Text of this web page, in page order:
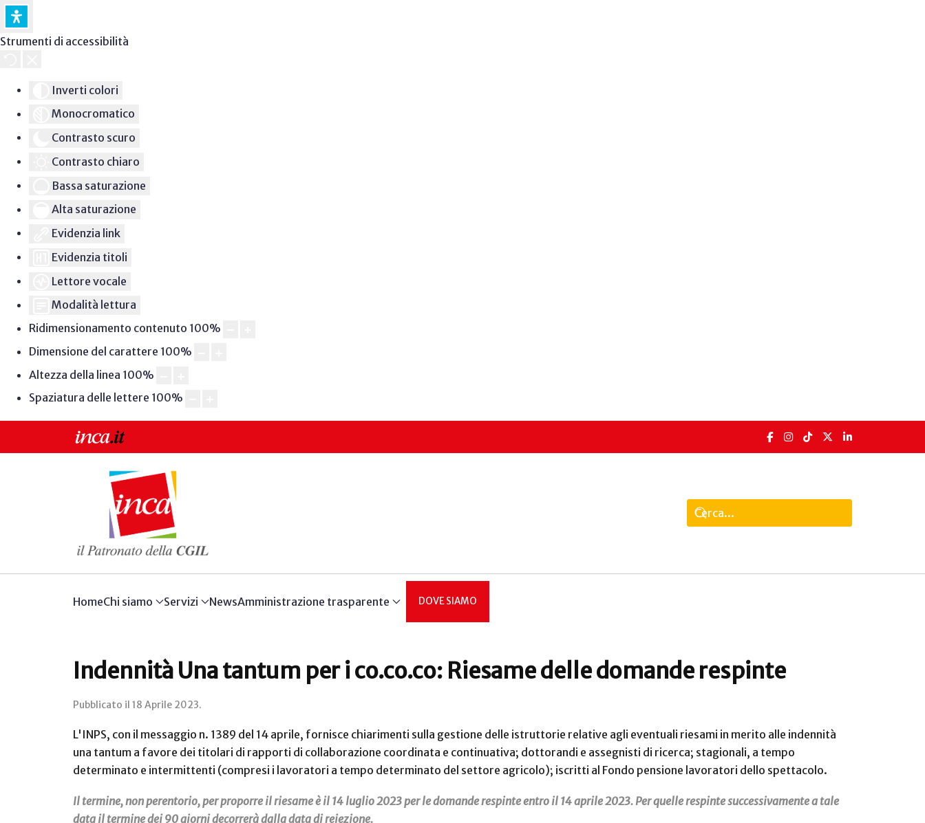
Strumenti di accessibilità
Inverti colori
Monocromatico
Contrasto scuro
Contrasto chiaro
Bassa saturazione
Alta saturazione
Evidenzia link
Evidenzia titoli
Lettore vocale
Modalità lettura
Ridimensionamento contenuto 100%
Dimensione del carattere 100%
Altezza della linea 100%
Spaziatura delle lettere 100%
HomeChi siamo Servizi NewsAmministrazione trasparente DOVE SIAMO
Indennità Una tantum per i co.co.co: Riesame delle domande respinte
Pubblicato il 18 Aprile 2023.
L'INPS, con il messaggio n. 1389 del 14 aprile, fornisce chiarimenti sulla gestione delle istruttorie relative agli eventuali riesami in merito alle indennità
una tantum a favore dei titolari di rapporti di collaborazione coordinata e continuativa; dottorandi e assegnisti di ricerca; stagionali, a tempo
determinato e intermittenti (compresi i lavoratori a tempo determinato del settore agricolo); iscritti al Fondo pensione lavoratori dello spettacolo.
Il termine, non perentorio, per proporre il riesame è il 14 luglio 2023 per le domande respinte entro il 14 aprile 2023. Per quelle respinte successivamente a tale
data il termine dei 90 giorni decorrerà dalla data di reiezione.